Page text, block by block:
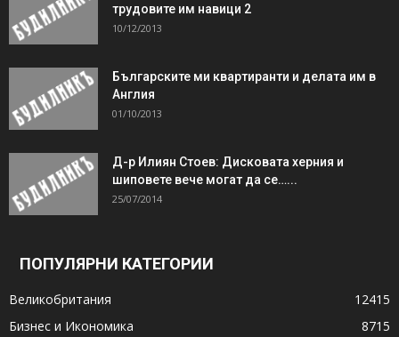
трудовите им навици 2
10/12/2013
Българските ми квартиранти и делата им в
Англия
01/10/2013
Д-р Илиян Стоев: Дисковата херния и
шиповете вече могат да се…...
25/07/2014
ПОПУЛЯРНИ КАТЕГОРИИ
Великобритания
12415
Бизнес и Икономика
8715